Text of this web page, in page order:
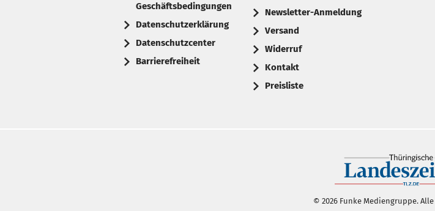
Geschäftsbedingungen
Datenschutzerklärung
Datenschutzcenter
Barrierefreiheit
Newsletter-Anmeldung
Versand
Widerruf
Kontakt
Preisliste
© 2026 Funke Mediengruppe.